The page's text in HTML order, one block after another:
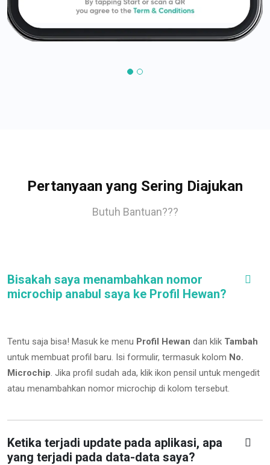
Pertanyaan yang Sering Diajukan
Butuh Bantuan???
Bisakah saya menambahkan nomor
microchip anabul saya ke Profil Hewan?
Tentu saja bisa! Masuk ke menu Profil Hewan dan klik Tambah
untuk membuat profil baru. Isi formulir, termasuk kolom No.
Microchip. Jika profil sudah ada, klik ikon pensil untuk mengedit
atau menambahkan nomor microchip di kolom tersebut.
Ketika terjadi update pada aplikasi, apa
yang terjadi pada data-data saya?